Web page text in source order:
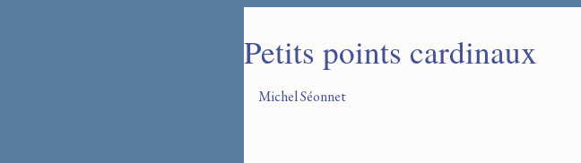
Petits points cardinaux
Michel Séonnet